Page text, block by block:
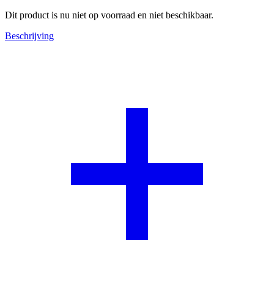
Dit product is nu niet op voorraad en niet beschikbaar.
Beschrijving